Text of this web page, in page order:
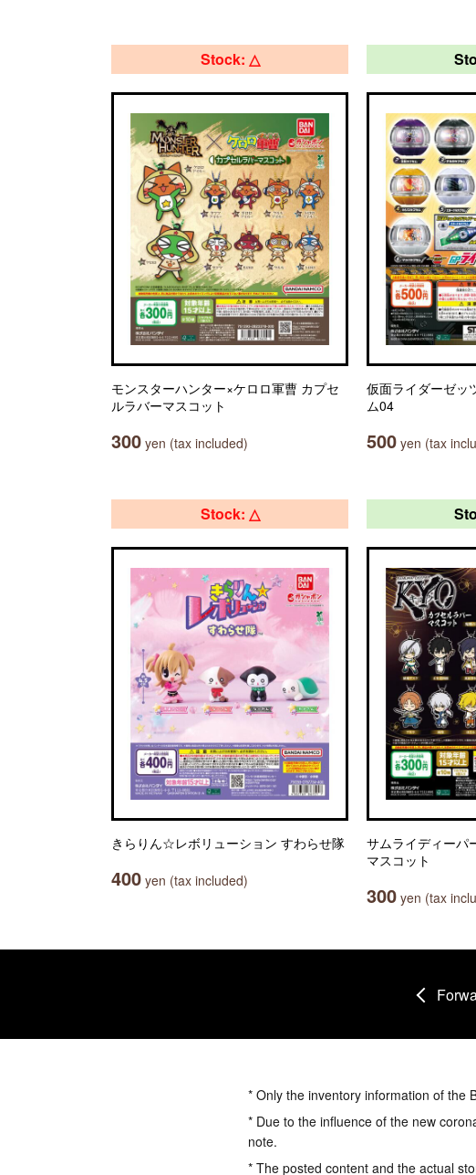
Stock: △
モンスターハンター×ケロロ軍曹 カプセ
ルラバーマスコット
300 yen (tax included)
仮面ライダーゼッ
ム04
500 yen (tax
Stock: △
きらりん☆レボリューション すわらせ隊
400 yen (tax included)
サムライディーパ
マスコット
300 yen (tax
* Only the inventory information of the
* Due to the influence of the new
note.
* The posted content and the actual